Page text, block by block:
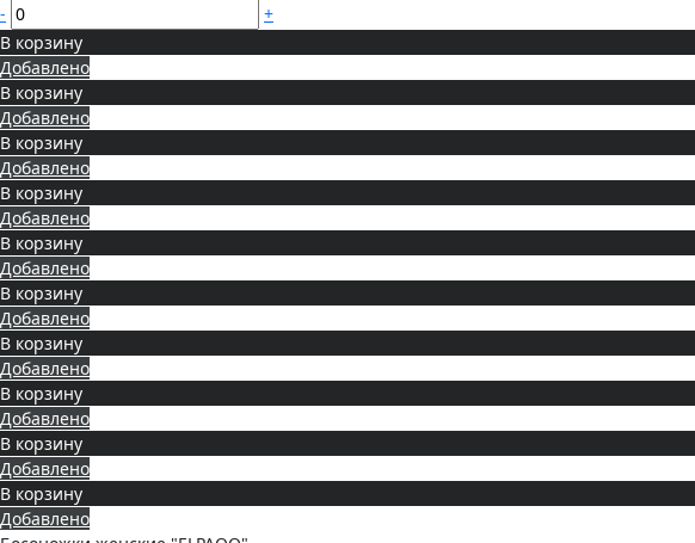
-
+
В корзину
Добавлено
В корзину
Добавлено
В корзину
Добавлено
В корзину
Добавлено
В корзину
Добавлено
В корзину
Добавлено
В корзину
Добавлено
В корзину
Добавлено
В корзину
Добавлено
В корзину
Добавлено